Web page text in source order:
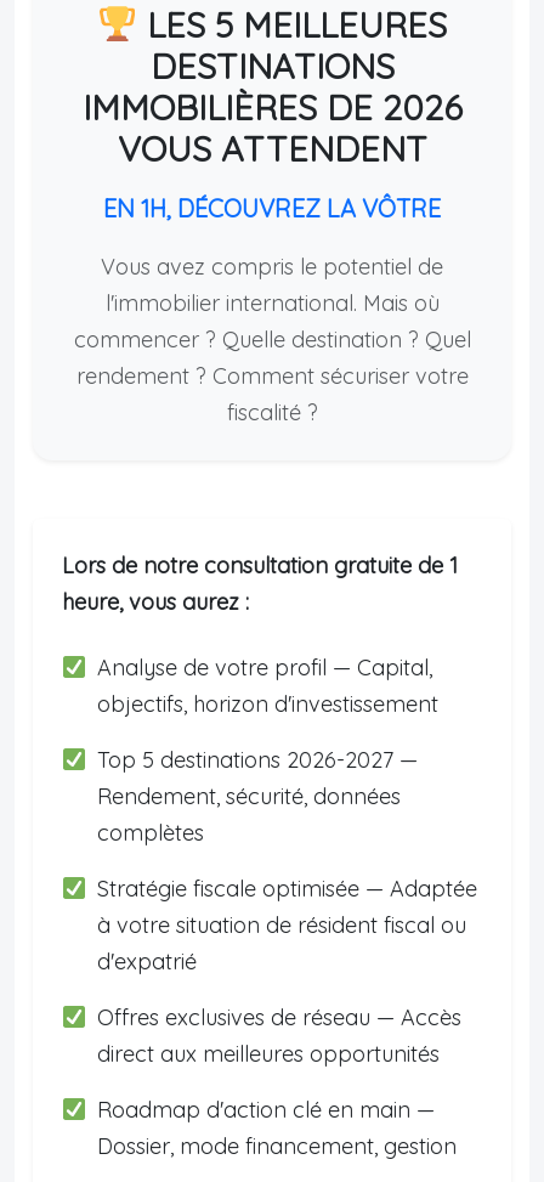
LES 5 MEILLEURES
DESTINATIONS
IMMOBILIÈRES DE 2026
VOUS ATTENDENT
EN 1H, DÉCOUVREZ LA VÔTRE
Vous avez compris le potentiel de
l'immobilier international. Mais où
commencer ? Quelle destination ? Quel
rendement ? Comment sécuriser votre
fiscalité ?
Lors de notre consultation gratuite de 1
heure, vous aurez :
Analyse de votre profil — Capital,
objectifs, horizon d'investissement
Top 5 destinations 2026-2027 —
Rendement, sécurité, données
complètes
Stratégie fiscale optimisée — Adaptée
à votre situation de résident fiscal ou
d'expatrié
Offres exclusives de réseau — Accès
direct aux meilleures opportunités
Roadmap d'action clé en main —
Dossier, mode financement, gestion